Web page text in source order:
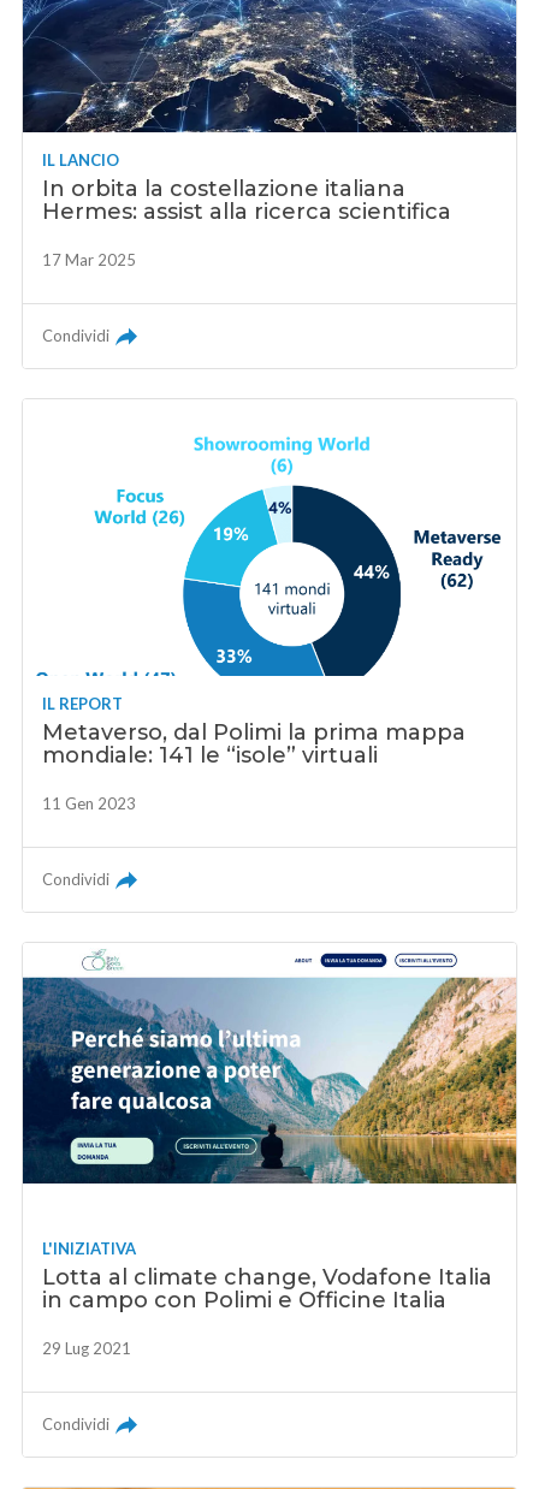
IL LANCIO
In orbita la costellazione italiana
Hermes: assist alla ricerca scientifica
17 Mar 2025
Condividi
IL REPORT
Metaverso, dal Polimi la prima mappa
mondiale: 141 le “isole” virtuali
11 Gen 2023
Condividi
L'INIZIATIVA
Lotta al climate change, Vodafone Italia
in campo con Polimi e Officine Italia
29 Lug 2021
Condividi